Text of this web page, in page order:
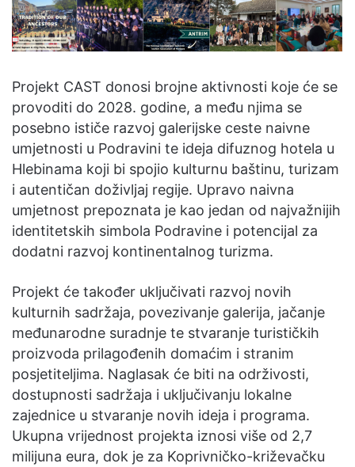
Projekt CAST donosi brojne aktivnosti koje će se
provoditi do 2028. godine, a među njima se
posebno ističe razvoj galerijske ceste naivne
umjetnosti u Podravini te ideja difuznog hotela u
Hlebinama koji bi spojio kulturnu baštinu, turizam
i autentičan doživljaj regije. Upravo naivna
umjetnost prepoznata je kao jedan od najvažnijih
identitetskih simbola Podravine i potencijal za
dodatni razvoj kontinentalnog turizma.
Projekt će također uključivati razvoj novih
kulturnih sadržaja, povezivanje galerija, jačanje
međunarodne suradnje te stvaranje turističkih
proizvoda prilagođenih domaćim i stranim
posjetiteljima. Naglasak će biti na održivosti,
dostupnosti sadržaja i uključivanju lokalne
zajednice u stvaranje novih ideja i programa.
Ukupna vrijednost projekta iznosi više od 2,7
milijuna eura, dok je za Koprivničko-križevačku